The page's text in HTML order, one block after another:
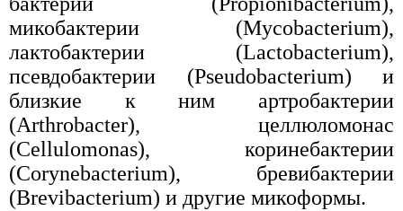
микобактерии (Mycobacterium),
лактобактерии (Lactobacterium),
псевдобактерии (Pseudobacterium) и
близкие к ним артробактерии
(Arthrobacter), целлюломонас
(Cellulomonas), коринебактерии
(Corynebacterium), бревибактерии
(Brevibacterium) и другие микоформы.